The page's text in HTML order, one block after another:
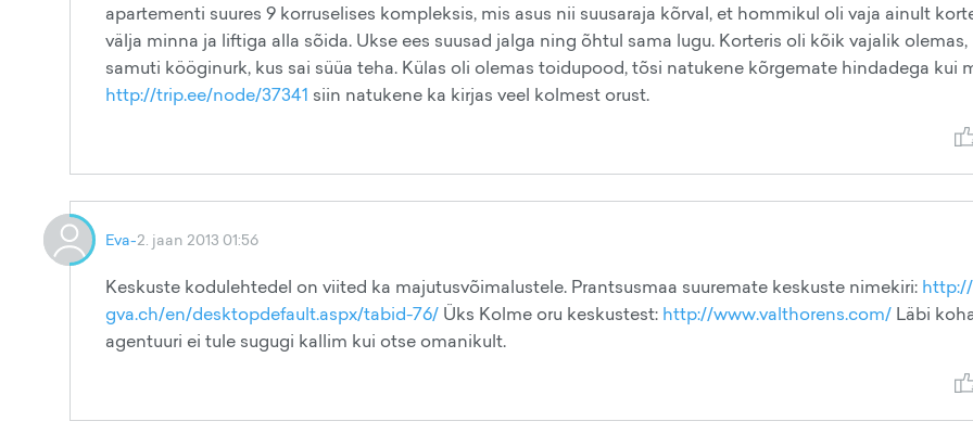
apartementi suures 9 korruselises kompleksis, mis asus nii suusaraja kõrval, et hommikul oli vaja ainult
välja minna ja liftiga alla sõida. Ukse ees suusad jalga ning õhtul sama lugu. Korteris oli kõik vajalik olemas,
samuti kööginurk, kus sai süüa teha. Külas oli olemas toidupood, tõsi natukene kõrgemate hindadega kui
http://trip.ee/node/37341 siin natukene ka kirjas veel kolmest orust.
Eva-2. jaan 2013 01:56
Keskuste kodulehtedel on viited ka majutusvõimalustele. Prantsusmaa suuremate keskuste nimekiri:
gva.ch/en/desktopdefault.aspx/tabid-76/ Üks Kolme oru keskustest: http://www.valthorens.com/ Läbi
agentuuri ei tule sugugi kallim kui otse omanikult.